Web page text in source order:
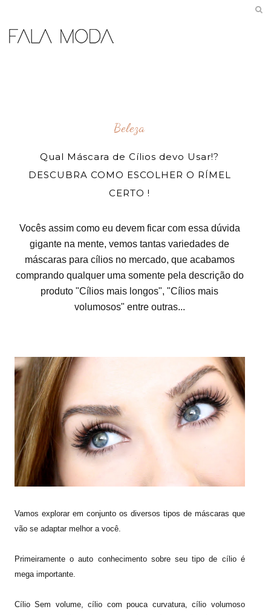
Beleza
Qual Máscara de Cílios devo Usar!?
DESCUBRA COMO ESCOLHER O RÍMEL
CERTO !
Vocês assim como eu devem ficar com essa dúvida
gigante na mente, vemos tantas variedades de
máscaras para cílios no mercado, que acabamos
comprando qualquer uma somente pela descrição do
produto "Cílios mais longos", "Cílios mais
volumosos" entre outras...
Vamos explorar em conjunto os diversos tipos de máscaras que
vão se adaptar melhor a você.
Primeiramente o auto conhecimento sobre seu tipo de cílio é
mega importante.
Cílio Sem volume, cílio com pouca curvatura, cílio volumoso